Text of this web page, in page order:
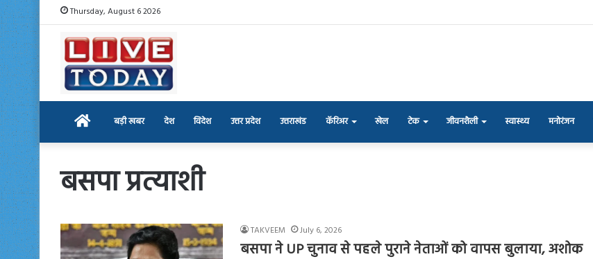
Thursday, August 6 2026
Home बड़ी खबर देश विदेश उत्तर प्रदेश उत्तराखंड कॅरिअर खेल टेक जीवनशैली स्वास्थ्य मनोरंजन
बसपा प्रत्याशी
TAKVEEM July 6, 2026
बसपा ने UP चुनाव से पहले पुराने नेताओं को वापस बुलाया, अशोक